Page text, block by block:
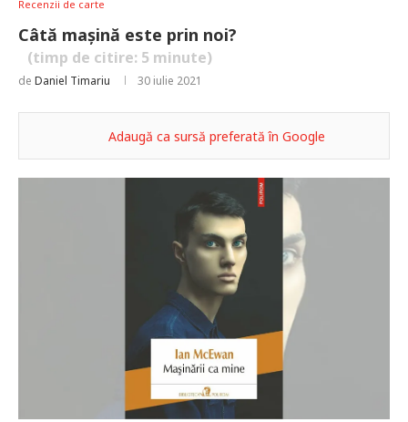
Recenzii de carte
Câtă mașină este prin noi?
(timp de citire: 5 minute)
de Daniel Timariu 30 iulie 2021
Adaugă ca sursă preferată în Google